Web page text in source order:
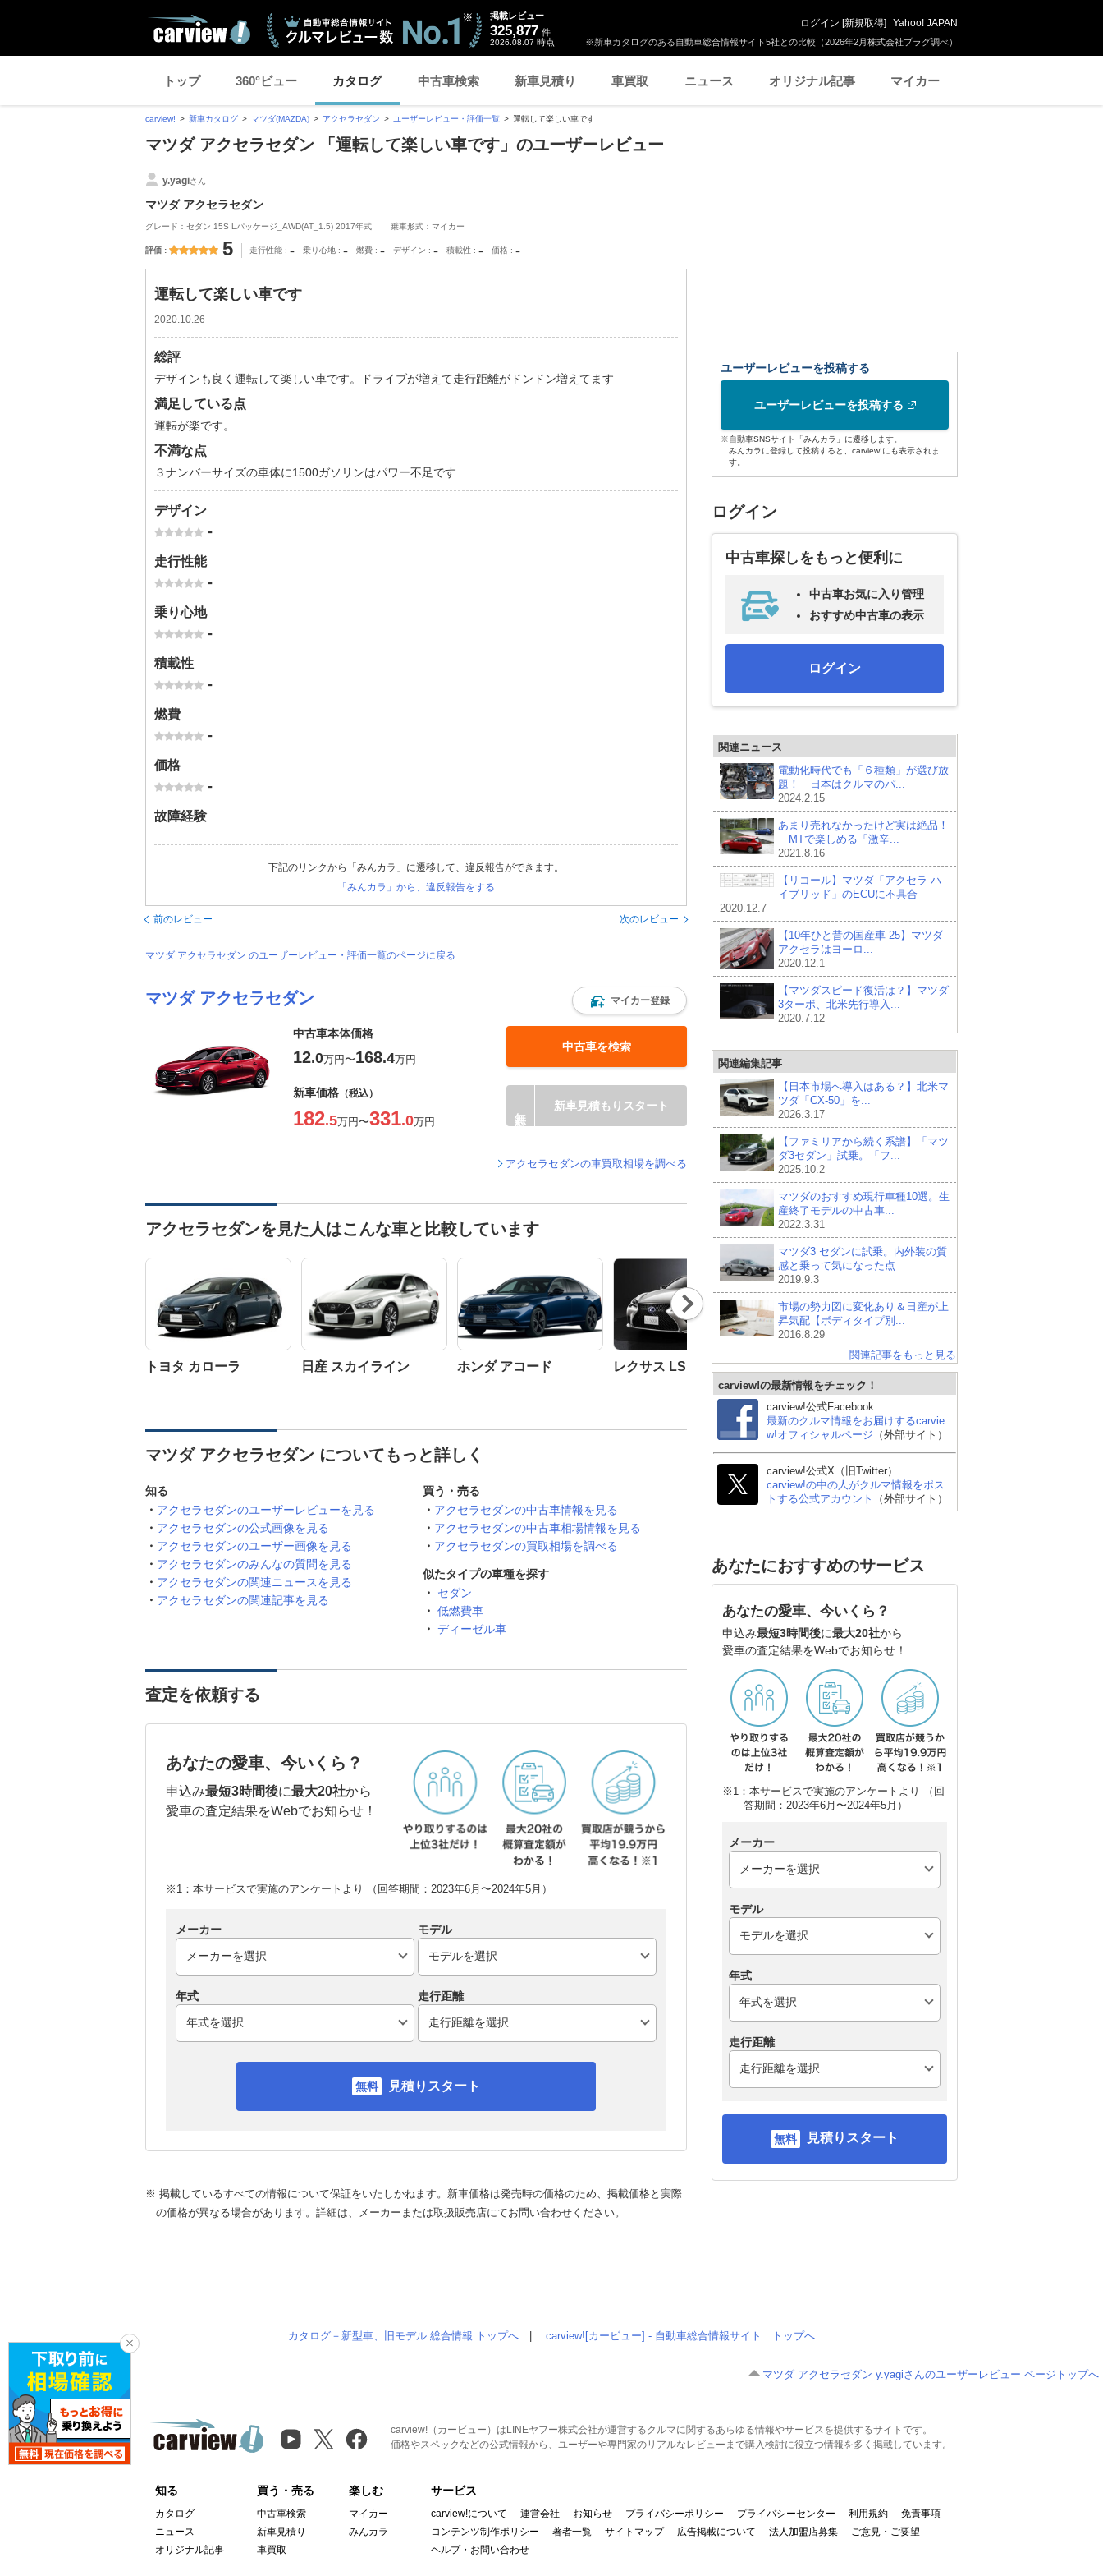
※新車カタログのある自動車総合情報サイト5社との比較（2026年2月株式会社プラグ調べ）
掲載レビュー
325,877 件
2026.08.07 時点
ログイン [新規取得] Yahoo! JAPAN
トップ 360°ビュー カタログ 中古車検索 新車見積り 車買取 ニュース オリジナル記事 マイカー
carview! 新車カタログ マツダ(MAZDA) アクセラセダン ユーザーレビュー・評価一覧 運転して楽しい車です
マツダ アクセラセダン 「運転して楽しい車です」のユーザーレビュー
y.yagiさん
マツダ アクセラセダン
グレード：セダン 15S Lパッケージ_AWD(AT_1.5) 2017年式 乗車形式：マイカー
評価 5 走行性能 - 乗り心地 - 燃費 - デザイン - 積載性 - 価格 -
運転して楽しい車です
2020.10.26
総評
デザインも良く運転して楽しい車です。ドライブが増えて走行距離がドンドン増えてます
満足している点
運転が楽です。
不満な点
３ナンバーサイズの車体に1500ガソリンはパワー不足です
デザイン
-
走行性能
-
乗り心地
-
積載性
-
燃費
-
価格
-
故障経験
下記のリンクから「みんカラ」に遷移して、違反報告ができます。
「みんカラ」から、違反報告をする
前のレビュー 次のレビュー
マツダ アクセラセダン のユーザーレビュー・評価一覧のページに戻る
マツダ アクセラセダン マイカー登録
中古車本体価格
12.0万円〜168.4万円
中古車を検索
新車価格 （税込）
182.5万円〜331.0万円
新車見積もりスタート
アクセラセダンの車買取相場を調べる
アクセラセダンを見た人はこんな車と比較しています
トヨタ カローラ 日産 スカイライン ホンダ アコード レクサス LS BMW 3シリーズ セダン
レクサス ISハイブリッ
Nex
t
マツダ アクセラセダン についてもっと詳しく
知る
アクセラセダンのユーザーレビューを見る
アクセラセダンの公式画像を見る
アクセラセダンのユーザー画像を見る
アクセラセダンのみんなの質問を見る
アクセラセダンの関連ニュースを見る
アクセラセダンの関連記事を見る
買う・売る
アクセラセダンの中古車情報を見る
アクセラセダンの中古車相場情報を見る
アクセラセダンの買取相場を調べる
似たタイプの車種を探す
セダン
低燃費車
ディーゼル車
査定を依頼する
あなたの愛車、今いくら？
申込み最短3時間後に最大20社から
愛車の査定結果をWebでお知らせ！
※1：本サービスで実施のアンケートより （回答期間：2023年6月〜2024年5月）
メーカー モデル
年式 走行距離
見積りスタート
※ 掲載しているすべての情報について保証をいたしかねます。新車価格は発売時の価格のため、掲載価格と実際
の価格が異なる場合があります。詳細は、メーカーまたは取扱販売店にてお問い合わせください。
ユーザーレビューを投稿する
ユーザーレビューを投稿する
※自動車SNSサイト「みんカラ」に遷移します。
みんカラに登録して投稿すると、carview!にも表示されま
す。
ログイン
中古車探しをもっと便利に
中古車お気に入り管理
おすすめ中古車の表示
ログイン
関連ニュース
電動化時代でも「６種類」が選び放
題！ 日本はクルマのパ...
2024.2.15
あまり売れなかったけど実は絶品！
MTで楽しめる「激辛...
2021.8.16
【リコール】マツダ「アクセラ ハ
イブリッド」のECUに不具合
2020.12.7
【10年ひと昔の国産車 25】マツダ
アクセラはヨーロ...
2020.12.1
【マツダスピード復活は？】マツダ
3ターボ、北米先行導入...
2020.7.12
関連編集記事
【日本市場へ導入はある？】北米マ
ツダ「CX-50」を...
2026.3.17
【ファミリアから続く系譜】「マツ
ダ3セダン」試乗。「フ...
2025.10.2
マツダのおすすめ現行車種10選。生
産終了モデルの中古車...
2022.3.31
マツダ3 セダンに試乗。内外装の質
感と乗って気になった点
2019.9.3
市場の勢力図に変化あり＆日産が上
昇気配【ボディタイプ別...
2016.8.29
関連記事をもっと見る
carview!の最新情報をチェック！
carview!公式Facebook
最新のクルマ情報をお届けするcarvie
w!オフィシャルページ （外部サイト）
carview!公式X（旧Twitter）
carview!の中の人がクルマ情報をポス
トする公式アカウント
（外部サイト）
あなたにおすすめのサービス
あなたの愛車、今いくら？
申込み最短3時間後に最大20社から
愛車の査定結果をWebでお知らせ！
※1：本サービスで実施のアンケートより （回
答期間：2023年6月〜2024年5月）
メーカー
モデル
年式
走行距離
見積りスタート
カタログ－新型車、旧モデル 総合情報 トップへ carview![カービュー] - 自動車総合情報サイト トップへ
マツダ アクセラセダン y.yagiさんのユーザーレビュー ページトップへ
carview!（カービュー）はLINEヤフー株式会社が運営するクルマに関するあらゆる情報やサービスを提供するサイトです。
価格やスペックなどの公式情報から、ユーザーや専門家のリアルなレビューまで購入検討に役立つ情報を多く掲載しています。
知る
カタログ
ニュース
オリジナル記事
買う・売る
中古車検索
新車見積り
車買取
楽しむ
マイカー
みんカラ
サービス
carview!について 運営会社 お知らせ プライバシーポリシー プライバシーセンター 利用規約
免責事項
コンテンツ制作ポリシー
著者一覧 サイトマップ 広告掲載について 法人加盟店募集
ご意見・ご要望
ヘルプ・お問い合わせ